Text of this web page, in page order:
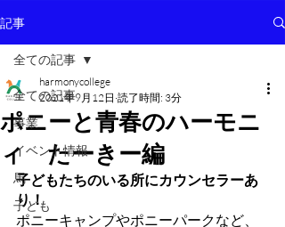
記事
全ての記事
事業
イベント情報
馬
子ども
全ての記事
ポニーと青春のハーモニ
ィ たーきー編
harmonycollege
2021年9月12日 読了時間: 3分
子どもたちのいる所にカウンセラーあ
り！
ポニーキャンプやポニーパークなど、